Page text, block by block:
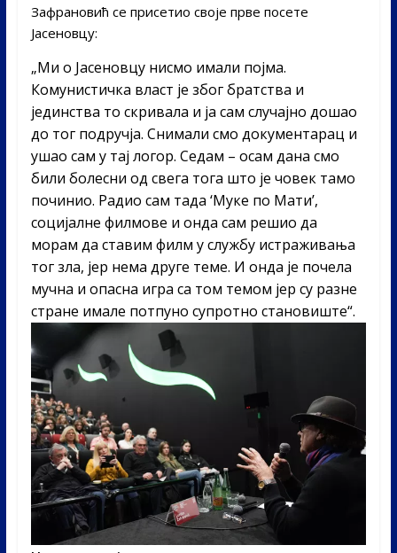
Зафрановић се присетио своје прве посете
Јасеновцу:
„Ми о Јасеновцу нисмо имали појма.
Комунистичка власт је због братства и
јединства то скривала и ја сам случајно дошао
до тог подручја. Снимали смо документарац и
ушао сам у тај логор. Седам – осам дана смо
били болесни од свега тога што је човек тамо
починио. Радио сам тада ‘Муке по Мати’,
социјалне филмове и онда сам решио да
морам да ставим филм у службу истраживања
тог зла, јер нема друге теме. И онда је почела
мучна и опасна игра са том темом јер су разне
стране имале потпуно супротно становиште“.